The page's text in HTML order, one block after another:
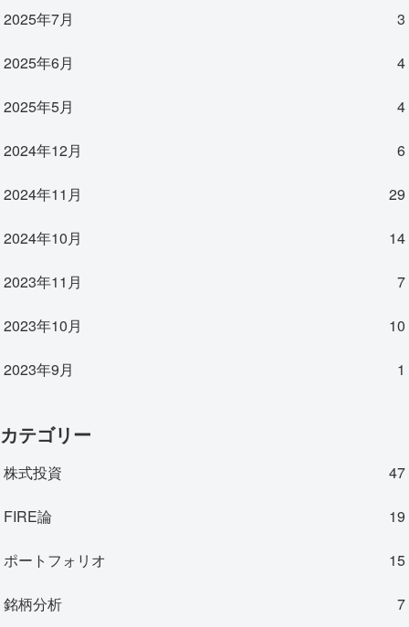
2025年7月 3
2025年6月 4
2025年5月 4
2024年12月 6
2024年11月 29
2024年10月 14
2023年11月 7
2023年10月 10
2023年9月 1
カテゴリー
株式投資 47
FIRE論 19
ポートフォリオ 15
銘柄分析 7